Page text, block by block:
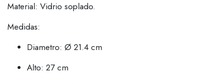
Material: Vidrio soplado.
Medidas:
Diametro: Ø 21.4 cm
Alto: 27 cm